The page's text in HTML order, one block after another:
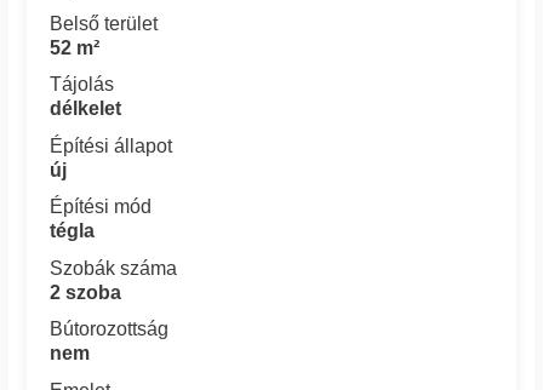
Belső terület
52 m²
Tájolás
délkelet
Építési állapot
új
Építési mód
tégla
Szobák száma
2 szoba
Bútorozottság
nem